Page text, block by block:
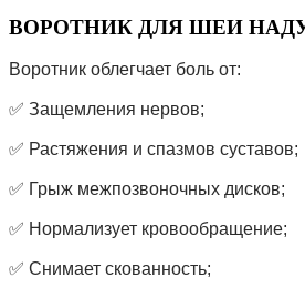
ВОРОТНИК ДЛЯ ШЕИ
Воротник облегчает боль от:
✅ Защемления нервов;
✅ Растяжения и спазмов суставов;
✅ Грыж межпозвоночных дисков;
✅ Нормализует кровообращение;
✅ Снимает скованность;